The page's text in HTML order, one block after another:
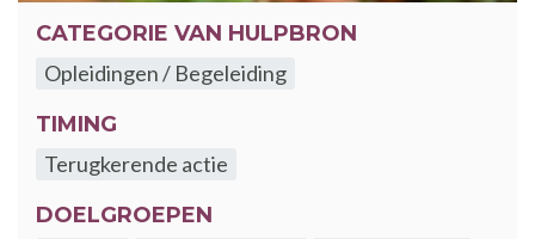
CATEGORIE VAN HULPBRON
Opleidingen / Begeleiding
TIMING
Terugkerende actie
DOELGROEPEN